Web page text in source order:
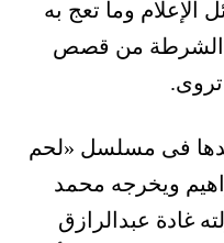
وما تعج به
الشرطة من قصص
فى مسلسل «لحم
ويخرجه محمد
غادة عبدالرازق